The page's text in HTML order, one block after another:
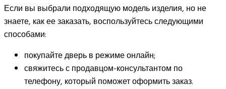
Если вы выбрали подходящую модель изделия, но не
знаете, как ее заказать, воспользуйтесь следующими
способами:
покупайте дверь в режиме онлайн;
свяжитесь с продавцом-консультантом по
телефону, который поможет оформить заказ.